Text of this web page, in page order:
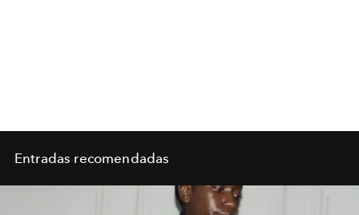
Entradas recomendadas